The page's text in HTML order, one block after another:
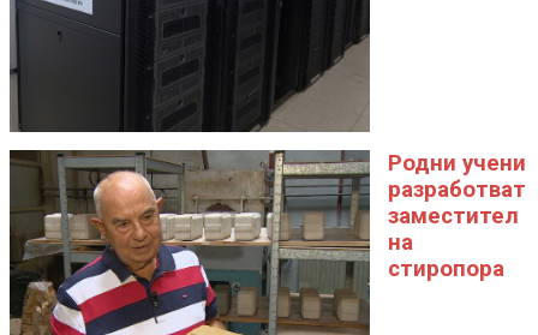
Родни учени
разработват
заместител
на
стиропора